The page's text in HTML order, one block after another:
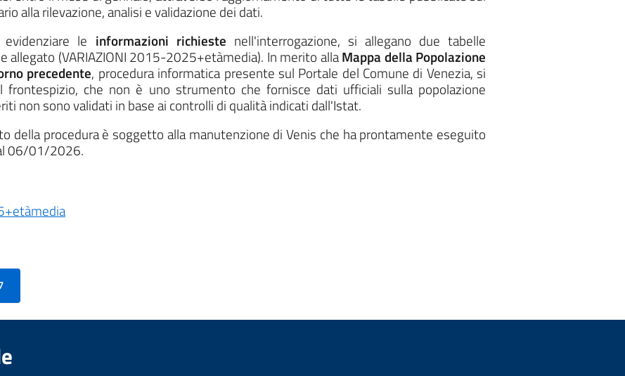
alla rilevazione, analisi e validazione dei dati.
le informazioni richieste nell'interrogazione, si allegano due tabelle
allegato (VARIAZIONI 2015-2025+etàmedia). In merito allaMappa della Popolazione
precedente, procedura informatica presente sul Portale del Comune di Venezia, si
frontespizio, che non è uno strumento che fornisce dati ufficiali sulla popolazione
non sono validati in base ai controlli di qualità indicati dall'Istat.
della procedura è soggetto alla manutenzione di Venis che ha prontamente eseguito
06/01/2026.